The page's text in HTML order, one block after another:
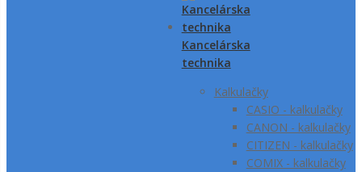
Kancelárska
technika
Kalkulačky
CASIO - kalkulačky
CANON - kalkulačky
CITIZEN - kalkulačky
COMIX - kalkulačky